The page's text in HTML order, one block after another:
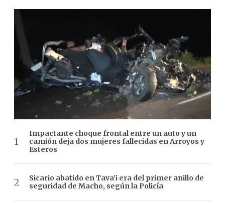
Impactante choque frontal entre un auto y un
camión deja dos mujeres fallecidas en Arroyos y
Esteros
Sicario abatido en Tava’i era del primer anillo de
seguridad de Macho, según la Policía